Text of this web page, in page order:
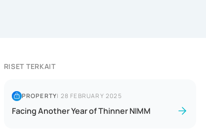
RISET TERKAIT
PROPERTY| 28 FEBRUARY 2025
Facing Another Year of Thinner NIMM